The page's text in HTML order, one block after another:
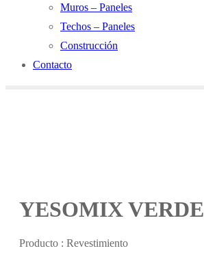
Muros – Paneles
Techos – Paneles
Construcción
Contacto
YESOMIX VERDE
Producto : Revestimiento